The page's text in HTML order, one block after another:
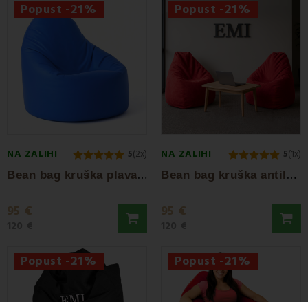
Popust -21%
NA ZALIHI 5(2x)
B
ean bag kruška plava EMI
95 €
Popust -21%
NA ZALIHI 5(1x)
B
ean bag kruška antilop crvena EMI
95 €
Popust -21% Popust -21%